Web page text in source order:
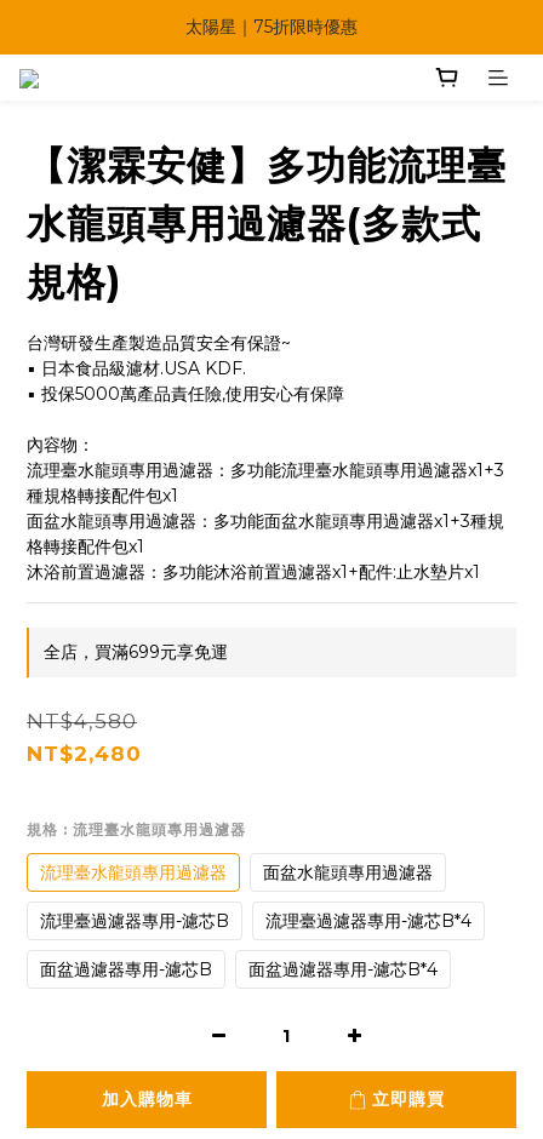
🔥父親節多重優惠一次享！
太陽星｜75折限時優惠
【潔霖安健】多功能流理臺
水龍頭專用過濾器(多款式
規格)
台灣研發生產製造品質安全有保證~
▪ 日本食品級濾材.USA KDF.
▪ 投保5000萬產品責任險,使用安心有保障
內容物：
流理臺水龍頭專用過濾器：多功能流理臺水龍頭專用過濾器x1+3
種規格轉接配件包x1
面盆水龍頭專用過濾器：多功能面盆水龍頭專用過濾器x1+3種規
格轉接配件包x1
沐浴前置過濾器：多功能沐浴前置過濾器x1+配件:止水墊片x1
全店，買滿699元享免運
NT$4,580
NT$2,480
規格 : 流理臺水龍頭專用過濾器
流理臺水龍頭專用過濾器 面盆水龍頭專用過濾器
流理臺過濾器專用-濾芯B 流理臺過濾器專用-濾芯B*4
面盆過濾器專用-濾芯B 面盆過濾器專用-濾芯B*4
加入購物車 立即購買